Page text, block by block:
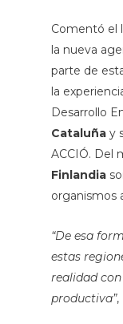
Comentó el
la nueva
parte de
la
Desarrollo
Cataluñay
ACCIÓ. Del
Finlandia
organismos
“De esa
estas
realidad
productiva”,